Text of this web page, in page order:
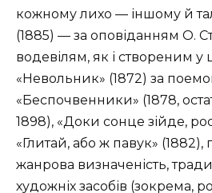
кожному лихо — іншому й
(1885) — за оповіданням О.
водевілям, як і створеним
«Невольник» (1872) за
«Беспочвенники» (1878,
1898), «Доки сонце зійде,
«Глитай, або ж павук» (1882),
жанрова визначеність,
художніх засобів (зокрема,